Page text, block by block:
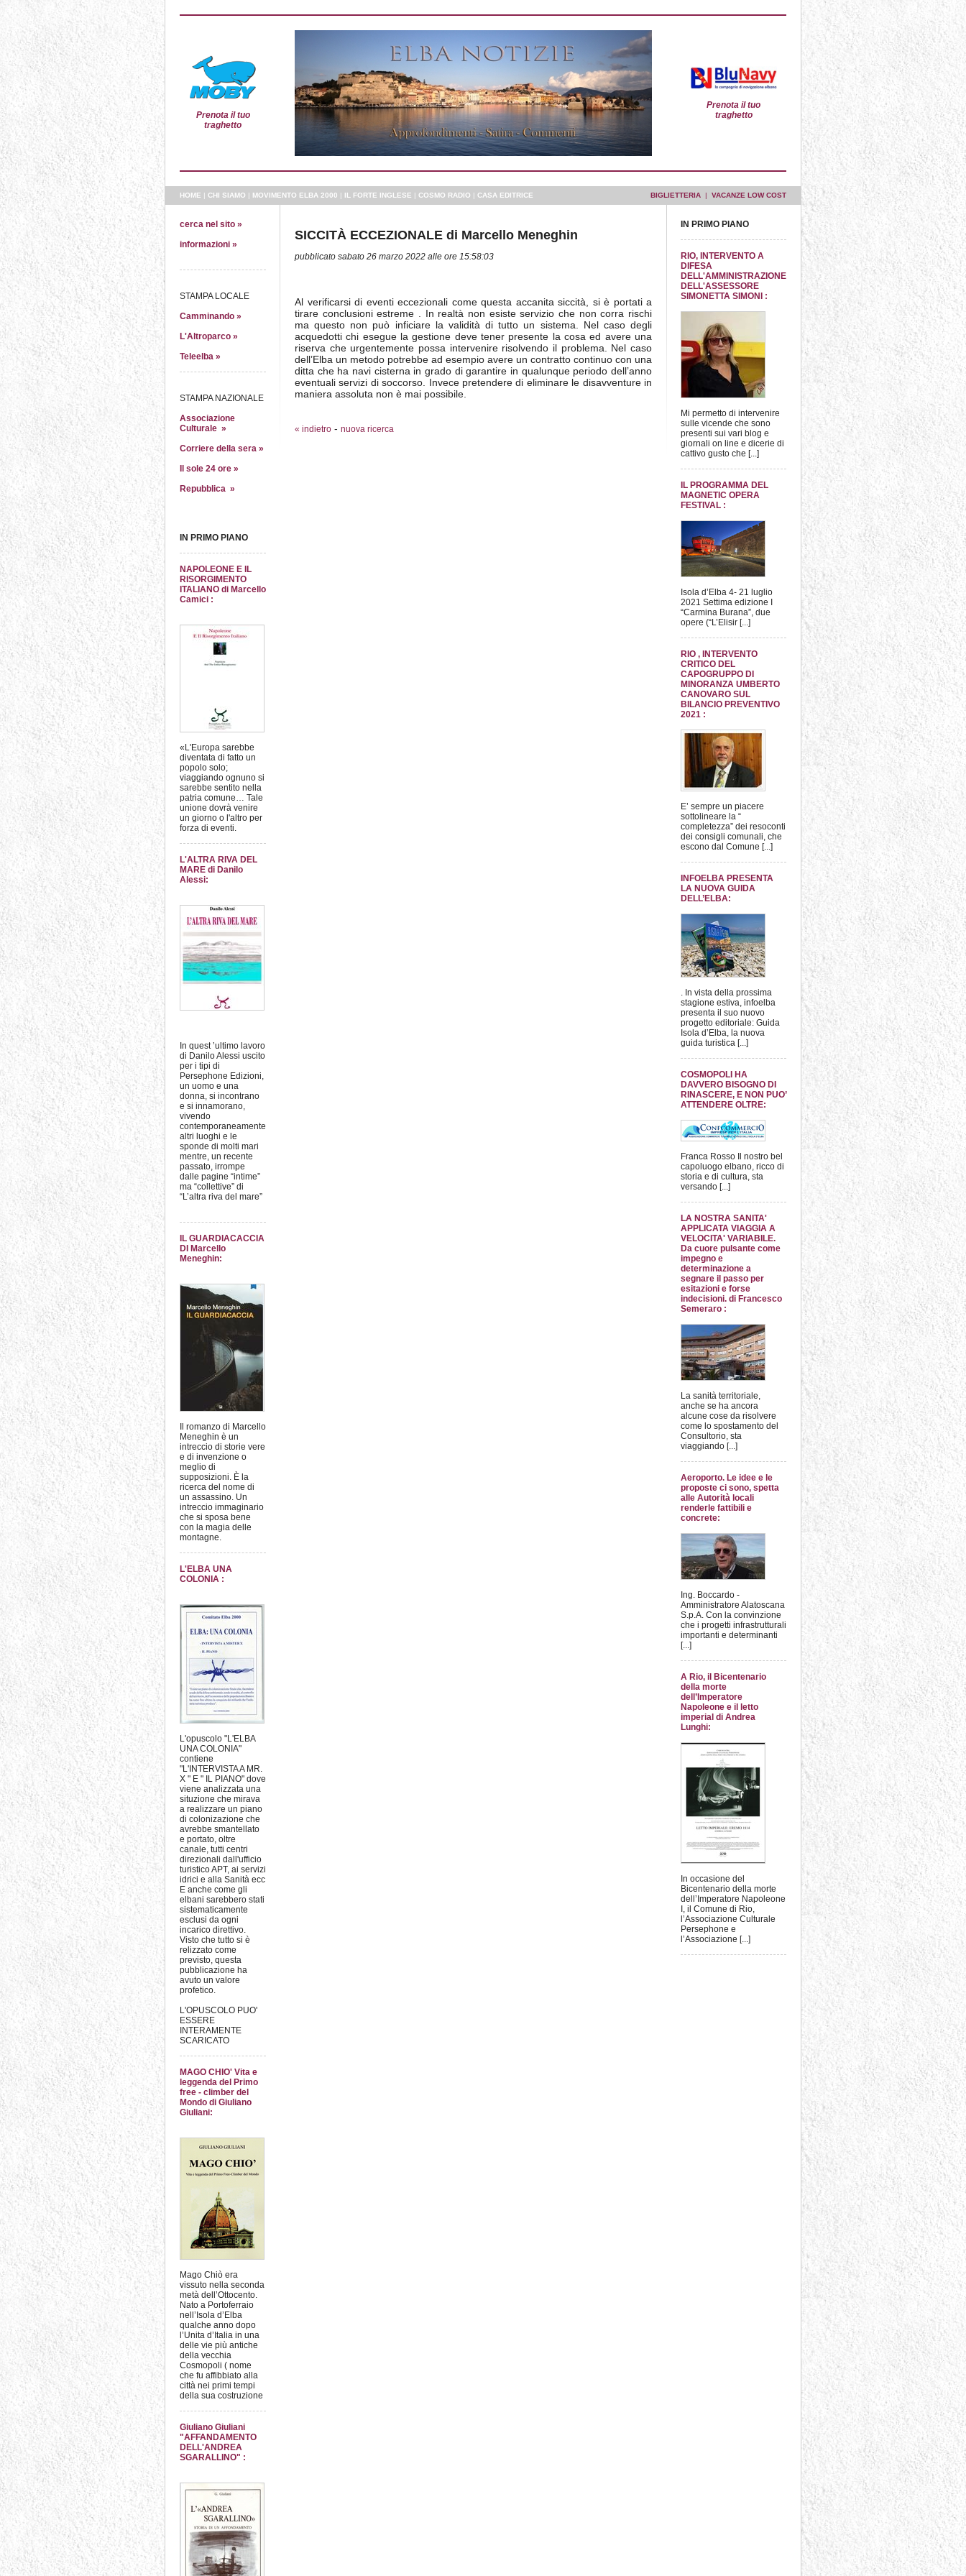
Prenota il tuo
traghetto
Prenota il tuo
traghetto
HOME | CHI SIAMO | MOVIMENTO ELBA 2000 | IL FORTE INGLESE | COSMO RADIO | CASA EDITRICE BIGLIETTERIA | VACANZE LOW COST
cerca nel sito »
informazioni »
STAMPA LOCALE
Camminando »
L'Altroparco »
Teleelba »
STAMPA NAZIONALE
Associazione
Culturale »
Corriere della sera »
Il sole 24 ore »
Repubblica »
IN PRIMO PIANO
NAPOLEONE E IL
RISORGIMENTO
ITALIANO di Marcello
Camici :
«L'Europa sarebbe
diventata di fatto un
popolo solo;
viaggiando ognuno si
sarebbe sentito nella
patria comune… Tale
unione dovrà venire
un giorno o l'altro per
forza di eventi.
L'ALTRA RIVA DEL
MARE di Danilo
Alessi:
In quest ’ultimo lavoro
di Danilo Alessi uscito
per i tipi di
Persephone Edizioni,
un uomo e una
donna, si incontrano
e si innamorano,
vivendo
contemporaneamente
altri luoghi e le
sponde di molti mari
mentre, un recente
passato, irrompe
dalle pagine “intime”
ma “collettive” di
“L’altra riva del mare”
IL GUARDIACACCIA
DI Marcello
Meneghin:
Il romanzo di Marcello
Meneghin è un
intreccio di storie vere
e di invenzione o
meglio di
supposizioni. È la
ricerca del nome di
un assassino. Un
intreccio immaginario
che si sposa bene
con la magia delle
montagne.
L'ELBA UNA
COLONIA :
L'opuscolo "L'ELBA
UNA COLONIA"
contiene
"L'INTERVISTA A MR.
X " E " IL PIANO" dove
viene analizzata una
situzione che mirava
a realizzare un piano
di colonizazione che
avrebbe smantellato
e portato, oltre
canale, tutti centri
direzionali dall'ufficio
turistico APT, ai servizi
idrici e alla Sanità ecc
E anche come gli
elbani sarebbero stati
sistematicamente
esclusi da ogni
incarico direttivo.
Visto che tutto si è
relizzato come
previsto, questa
pubblicazione ha
avuto un valore
profetico.
L'OPUSCOLO PUO'
ESSERE
INTERAMENTE
SCARICATO
MAGO CHIO' Vita e
leggenda del Primo
free - climber del
Mondo di Giuliano
Giuliani:
Mago Chiò era
vissuto nella seconda
metà dell’Ottocento.
Nato a Portoferraio
nell’Isola d’Elba
qualche anno dopo
l’Unita d’Italia in una
delle vie più antiche
della vecchia
Cosmopoli ( nome
che fu affibbiato alla
città nei primi tempi
della sua costruzione
Giuliano Giuliani
"AFFANDAMENTO
DELL'ANDREA
SGARALLINO" :
SICCITÀ ECCEZIONALE di Marcello Meneghin
pubblicato sabato 26 marzo 2022 alle ore 15:58:03
Al verificarsi di eventi eccezionali come questa accanita siccità, si è portati a
tirare conclusioni estreme . In realtà non esiste servizio che non corra rischi
ma questo non può inficiare la validità di tutto un sistema. Nel caso degli
acquedotti chi esegue la gestione deve tener presente la cosa ed avere una
riserva che urgentemente possa intervenire risolvendo il problema. Nel caso
dell’Elba un metodo potrebbe ad esempio avere un contratto continuo con una
ditta che ha navi cisterna in grado di garantire in qualunque periodo dell’anno
eventuali servizi di soccorso. Invece pretendere di eliminare le disavventure in
maniera assoluta non è mai possibile.
« indietro - nuova ricerca
IN PRIMO PIANO
RIO, INTERVENTO A
DIFESA
DELL'AMMINISTRAZIONE
DELL'ASSESSORE
SIMONETTA SIMONI :
Mi permetto di intervenire
sulle vicende che sono
presenti sui vari blog e
giornali on line e dicerie di
cattivo gusto che [...]
IL PROGRAMMA DEL
MAGNETIC OPERA
FESTIVAL :
Isola d’Elba 4- 21 luglio
2021 Settima edizione I
“Carmina Burana”, due
opere (“L’Elisir [...]
RIO , INTERVENTO
CRITICO DEL
CAPOGRUPPO DI
MINORANZA UMBERTO
CANOVARO SUL
BILANCIO PREVENTIVO
2021 :
E’ sempre un piacere
sottolineare la “
completezza” dei resoconti
dei consigli comunali, che
escono dal Comune [...]
INFOELBA PRESENTA
LA NUOVA GUIDA
DELL’ELBA:
. In vista della prossima
stagione estiva, infoelba
presenta il suo nuovo
progetto editoriale: Guida
Isola d’Elba, la nuova
guida turistica [...]
COSMOPOLI HA
DAVVERO BISOGNO DI
RINASCERE, E NON PUO’
ATTENDERE OLTRE:
Franca Rosso Il nostro bel
capoluogo elbano, ricco di
storia e di cultura, sta
versando [...]
LA NOSTRA SANITA'
APPLICATA VIAGGIA A
VELOCITA' VARIABILE.
Da cuore pulsante come
impegno e
determinazione a
segnare il passo per
esitazioni e forse
indecisioni. di Francesco
Semeraro :
La sanità territoriale,
anche se ha ancora
alcune cose da risolvere
come lo spostamento del
Consultorio, sta
viaggiando [...]
Aeroporto. Le idee e le
proposte ci sono, spetta
alle Autorità locali
renderle fattibili e
concrete:
Ing. Boccardo -
Amministratore Alatoscana
S.p.A. Con la convinzione
che i progetti infrastrutturali
importanti e determinanti
[...]
A Rio, il Bicentenario
della morte
dell’Imperatore
Napoleone e il letto
imperial di Andrea
Lunghi:
In occasione del
Bicentenario della morte
dell’Imperatore Napoleone
I, il Comune di Rio,
l’Associazione Culturale
Persephone e
l’Associazione [...]